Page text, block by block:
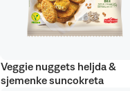
Veggie nuggets heljda &
sjemenke suncokreta